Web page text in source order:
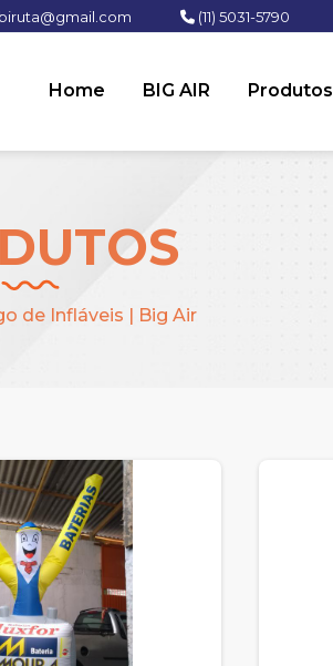
(11) 5031-5790
Home BIG AIR Produtos
de Infláveis | Big Air